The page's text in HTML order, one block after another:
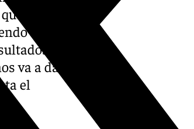
seguir
tener
va a dar
el